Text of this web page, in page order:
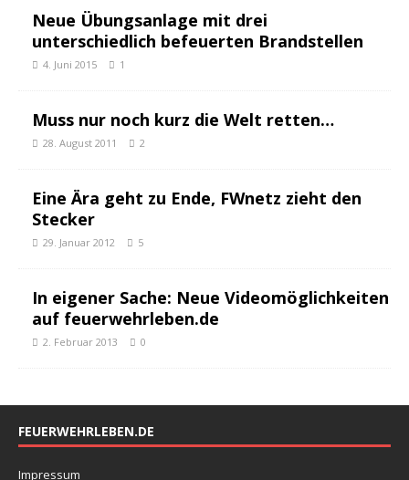
Neue Übungsanlage mit drei
unterschiedlich befeuerten Brandstellen
4. Juni 2015 1
Muss nur noch kurz die Welt retten…
28. August 2011 2
Eine Ära geht zu Ende, FWnetz zieht den
Stecker
29. Januar 2012 5
In eigener Sache: Neue Videomöglichkeiten
auf feuerwehrleben.de
2. Februar 2013 0
FEUERWEHRLEBEN.DE
Impressum